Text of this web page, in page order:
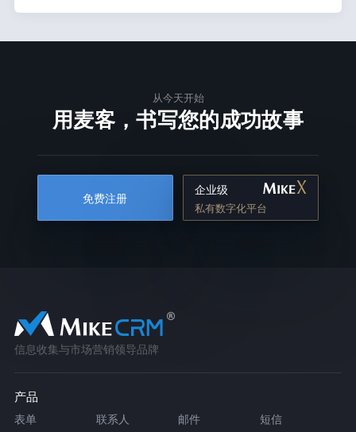
从今天开始
用麦客，书写您的成功故事
免费注册
企业级
私有数字化平台
信息收集与市场营销领导品牌
产品
表单 联系人 邮件
短信